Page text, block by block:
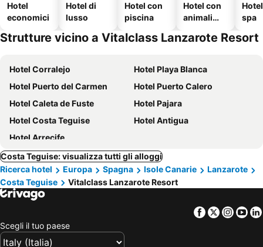
Hotel
economici
Hotel di
lusso
Hotel con
piscina
Hotel con
animali
spa
Strutture vicino a Vitalclass Lanzarote Resort
Hotel Corralejo
Hotel Playa Blanca
Hotel Puerto del Carmen
Hotel Puerto Calero
Hotel Caleta de Fuste
Hotel Pajara
Hotel Costa Teguise
Hotel Antigua
Hotel Arrecife
Costa Teguise: visualizza tutti gli alloggi
Ricerca hotel
Europa Spagna Isole Canarie
Lanzarote
Costa Teguise
Vitalclass Lanzarote Resort
Facebook
Twitter
Scegli il tuo paese